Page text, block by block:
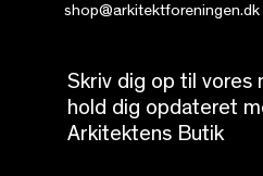
shop@arkitektforeningen.dk
Skriv dig op til vores
hold dig opdateret
Arkitektens Butik